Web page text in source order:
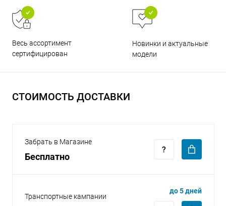
Весь ассортимент
сертифицирован
Новинки и актуальные
модели
СТОИМОСТЬ ДОСТАВКИ
Забрать в Магазине
Бесплатно
Транспортные кампании
до 5 дней
раз в 2 недели